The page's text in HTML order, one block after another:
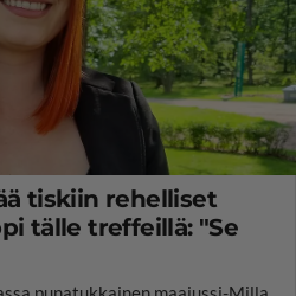
tiskiin rehelliset
tälle treffeillä: "Se